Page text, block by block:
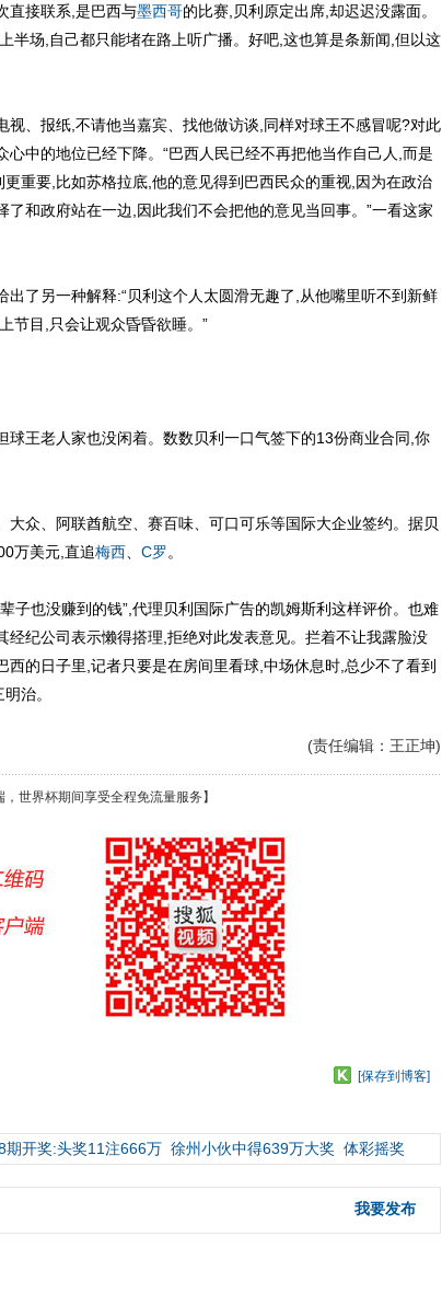
接联系,是巴西与墨西哥的比赛,贝利原定出席,却迟迟没露面。
半场,自己都只能堵在路上听广播。好吧,这也算是条新闻,但以这
、报纸,不请他当嘉宾、找他做访谈,同样对球王不感冒呢?对此
中的地位已经下降。“巴西人民已经不再把他当作自己人,而是
重要,比如苏格拉底,他的意见得到巴西民众的重视,因为在政治
了和政府站在一边,因此我们不会把他的意见当回事。”一看这家
了另一种解释:“贝利这个人太圆滑无趣了,从他嘴里听不到新鲜
节目,只会让观众昏昏欲睡。”
王老人家也没闲着。数数贝利一口气签下的13份商业合同,你
众、阿联酋航空、赛百味、可口可乐等国际大企业签约。据贝
万美元,直追梅西 C罗。
也没赚到的钱”,代理贝利国际广告的凯姆斯利这样评价。也难
经纪公司表示懒得搭理,拒绝对此发表意见。拦着不让我露脸没
的日子里,记者只要是在房间里看球,中场休息时,总少不了看到
治。
(责任编辑：王正坤)
界杯期间享受全程免流量服务】
[保存到博客]
期开奖:头奖11注666万 徐州小伙中得639万大奖 体彩摇奖
我要发布